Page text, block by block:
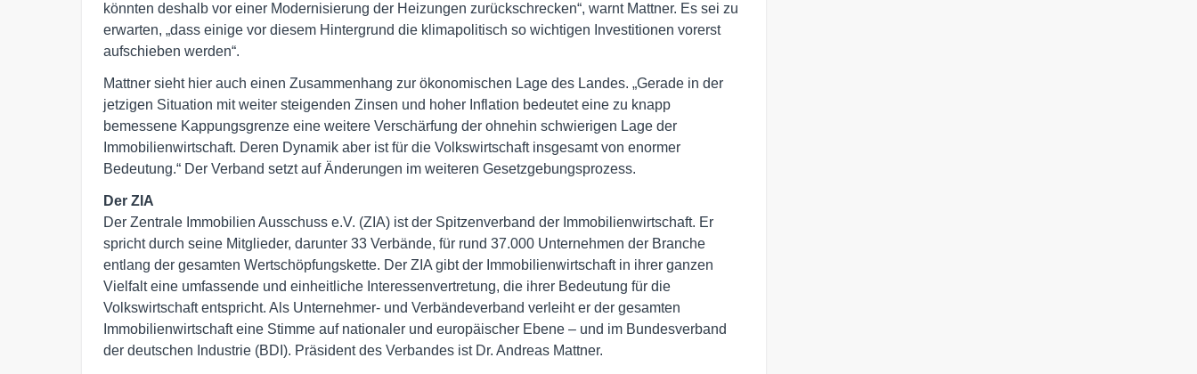
könnten deshalb vor einer Modernisierung der Heizungen zurückschrecken“, warnt Mattner. Es sei zu
erwarten, „dass einige vor diesem Hintergrund die klimapolitisch so wichtigen Investitionen vorerst
aufschieben werden“.
Mattner sieht hier auch einen Zusammenhang zur ökonomischen Lage des Landes. „Gerade in der
jetzigen Situation mit weiter steigenden Zinsen und hoher Inflation bedeutet eine zu knapp
bemessene Kappungsgrenze eine weitere Verschärfung der ohnehin schwierigen Lage der
Immobilienwirtschaft. Deren Dynamik aber ist für die Volkswirtschaft insgesamt von enormer
Bedeutung.“ Der Verband setzt auf Änderungen im weiteren Gesetzgebungsprozess.
Der ZIA
Der Zentrale Immobilien Ausschuss e.V. (ZIA) ist der Spitzenverband der Immobilienwirtschaft. Er
spricht durch seine Mitglieder, darunter 33 Verbände, für rund 37.000 Unternehmen der Branche
entlang der gesamten Wertschöpfungskette. Der ZIA gibt der Immobilienwirtschaft in ihrer ganzen
Vielfalt eine umfassende und einheitliche Interessenvertretung, die ihrer Bedeutung für die
Volkswirtschaft entspricht. Als Unternehmer- und Verbändeverband verleiht er der gesamten
Immobilienwirtschaft eine Stimme auf nationaler und europäischer Ebene – und im Bundesverband
der deutschen Industrie (BDI). Präsident des Verbandes ist Dr. Andreas Mattner.